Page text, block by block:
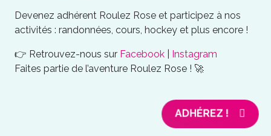
Devenez adhérent Roulez Rose et participez à nos
activités : randonnées, cours, hockey et plus encore !
👉 Retrouvez-nous sur Facebook
Instagram
Faites partie de l’aventure Roulez Rose ! 🚀
ADHÉREZ !